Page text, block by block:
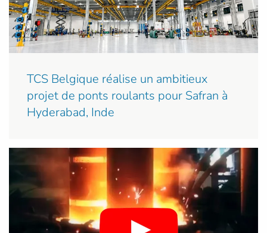
TCS Belgique réalise un ambitieux
projet de ponts roulants pour Safran à
Hyderabad, Inde